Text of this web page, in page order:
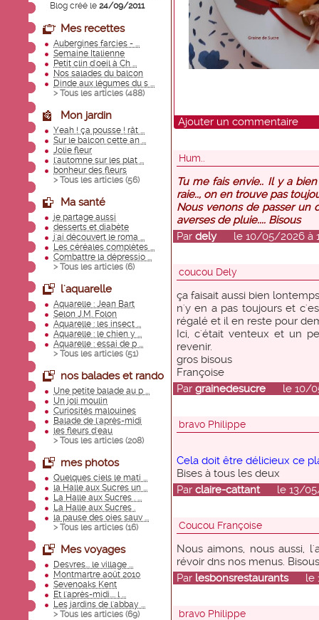
Blog créé le 24/09/2011
Mes recettes
Aubergines farcies - ...
Semaine Italienne
Petit clin d'oeil à Ch ...
Nos salades du balcon
Dinde aux légumes du s ...
> Tous les articles (488)
Mon jardin
Yeah ! ça pousse ! rât ...
Sur le balcon cette an ...
Jolie fleur
l'automne sur les plat ...
bonheur des fleurs
> Tous les articles (56)
Ma santé
je partage aussi
desserts et diabète
j'ai découvert le roma ...
Les céréales complètes ...
Combattre la dépressio ...
> Tous les articles (6)
l'aquarelle
Aquarelle : Jean Bart
Selon J.M. Folon
Aquarelle : les insect ...
Aquarelle : le chien y ...
Aquarelle : essai de p ...
> Tous les articles (51)
nos balades et rando
Une petite balade au p ...
Un joli moulin
Curiosités malouines
Balade de l'après-midi
les fleurs d'eau
> Tous les articles (208)
mes photos
Quelques ciels le mati ...
la Halle aux Sucres un ...
La Halle aux Sucres . ...
La Halle aux Sucres .
la pause des oies sauv ...
> Tous les articles (16)
Mes voyages
Desvres... le village ...
Montmartre août 2010
Sevenoaks Kent
Et l'après-midi.... l ...
Les jardins de l'abbay ...
> Tous les articles (69)
Ajouter un commentaire
Hum..
Tu me fais envie.. Il y a
raie.., on en trouve pas
Nous venons de passer un
averses de pluie.... Bisous
Par delyle 10/05/2026 à
coucou Dely
ça faisait aussi bien
n'y en a pas toujours et
régalé et il en reste pour
Ici, c'était venteux et un
revenir.
gros bisous
Françoise
Par grainedesucrele 10/05/
bravo Philippe
Cela doit être délicieux ce
Bises à tous les deux
Par claire-cattantle 13/05/
Coucou Françoise
Nous aimons, nous aussi,
révoir dns nos menus.
Par lesbonsrestaurantsle
bravo Philippe